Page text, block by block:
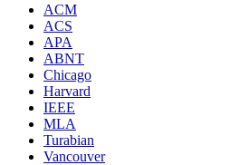
ACM
ACS
APA
ABNT
Chicago
Harvard
IEEE
MLA
Turabian
Vancouver